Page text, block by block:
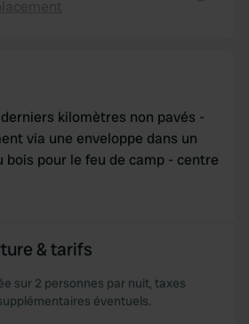
kilomètres non pavés -
via une enveloppe dans un
bois pour le feu de camp - centre
& tarifs
sur 2 personnes par nuit, taxes
éventuels.